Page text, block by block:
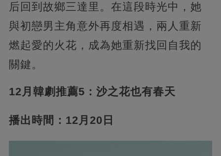
后回到故鄉三達里。在這段時光中，她
與初戀男主角意外再度相遇，兩人重新
燃起愛的火花，成為她重新找回自我的
關鍵。
12月韓劇推薦5：沙之花也有春天
播出時間：12月20日